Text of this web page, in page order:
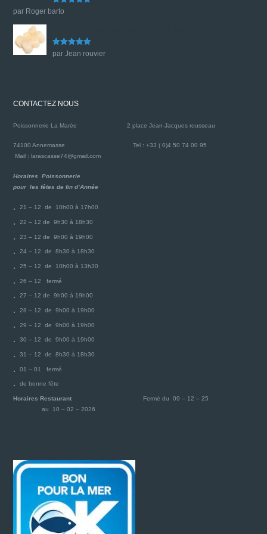
Note
par Roger barto
Note5sur
5
par Jean rouvier
CONTACTEZ NOUS
Poissonnerie La Marée2 place Jean-Jacques rousseau
74100 AnnemasseTel : +33 ( 0)4 50 74 00 95
Mail : larascasse74@gmail.com
Horaires Poissonnerie
pour les fêtes de fin d’Année
21 – 12 de 10h00 à 17h00
22 – 12 de 9h30 à 18h30
23 – 12 de 9h00 à 19h00
24 – 12 de 8h30 à 18h30
25 – 12 de 10h00 à 13h30
26 – 12 fermé
27 – 12 de 9h00 à 19h00
28 – 12 de 9h00 à 19h00
29 – 12 de 9h00 à 19h00
30 – 12 de 9h00 à 19h00
31 – 12 de 8h30 à 18h30
01 – 01 fermé
de bonne fête
Horaires Restaurant Fermé du 09 – 12 – 25
au 10 – 02 – 2026